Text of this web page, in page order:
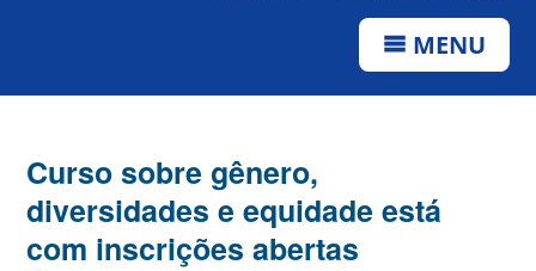
MENU
Curso sobre gênero,
diversidades e equidade está
com inscrições abertas